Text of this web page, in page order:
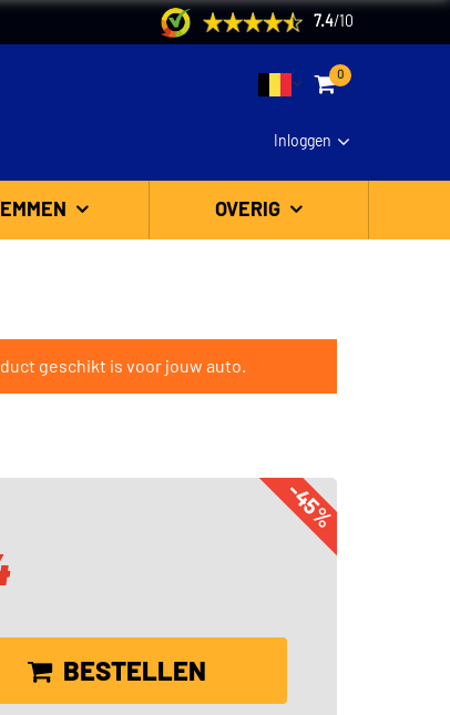
7.4/ 10
0
Inloggen
OVERIG
geschikt is voor jouw auto.
-45%
BESTELLEN